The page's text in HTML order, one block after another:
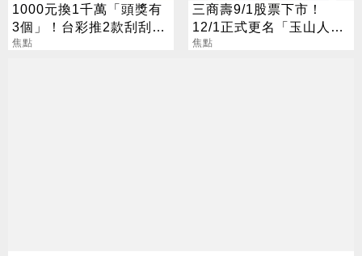
1000元換1千萬「頭獎有
3個」！台彩推2款刮刮樂
總獎金逾33億
焦點
三商壽9/1股票下市！
12/1正式更名「玉山人
壽」
焦點